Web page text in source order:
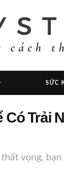
SỨC
Trải
vọng,